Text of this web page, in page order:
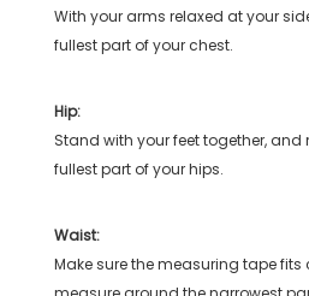
With your arms relaxed at your
fullest part of your chest.
Hip:
Stand with your feet together,
fullest part of your hips.
Waist:
Make sure the measuring tape